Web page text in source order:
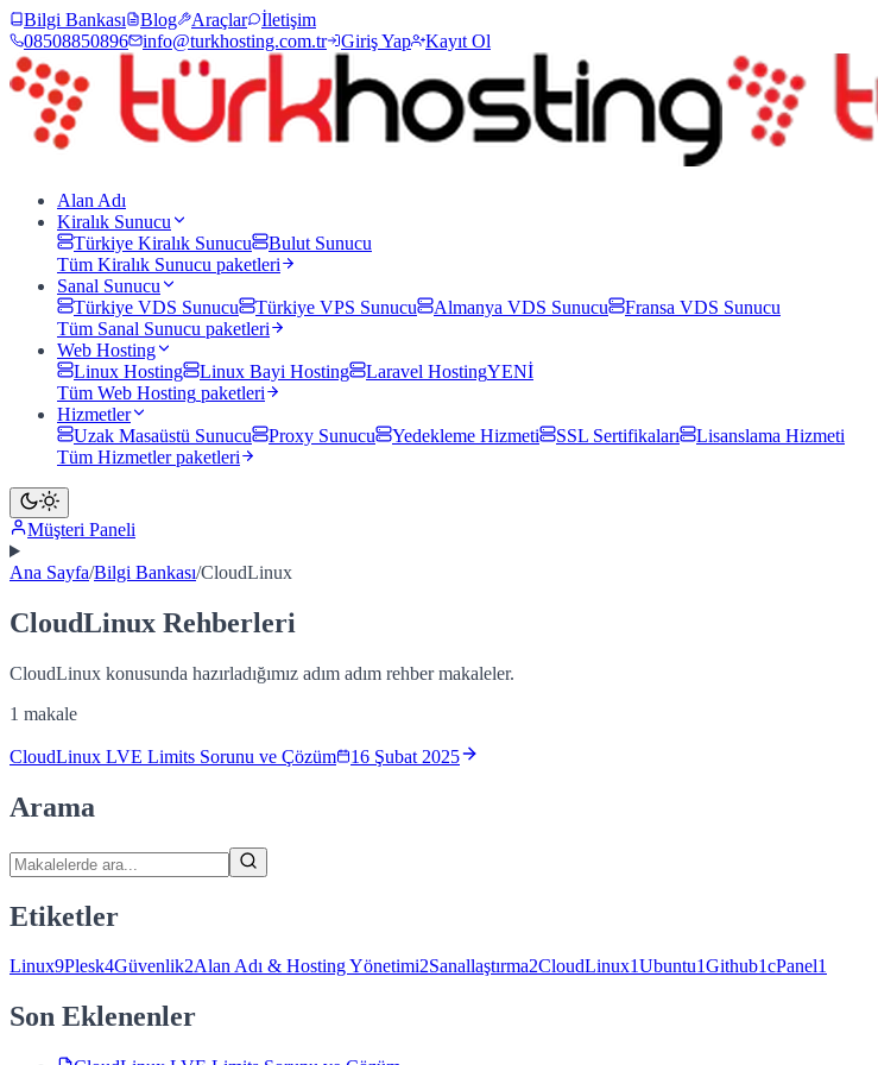
Bilgi Bankası Blog Araçlar
İletişim
08508850896
info@turkhosting.com.tr Giriş Yap Kayıt Ol
Alan Adı
Kiralık Sunucu
Türkiye Kiralık Sunucu
Bulut Sunucu
Tüm Kiralık Sunucu paketleri
Sanal Sunucu
Türkiye VDS Sunucu
Türkiye VPS Sunucu Almanya VDS Sunucu
Fransa VDS Sunucu
Tüm Sanal Sunucu paketleri
Web Hosting
Linux Hosting
Linux Bayi Hosting Laravel HostingYENİ
Tüm Web Hosting paketleri
Hizmetler
Uzak Masaüstü Sunucu
Proxy Sunucu Yedekleme Hizmeti SSL Sertifikaları
Lisanslama Hizmeti
Tüm Hizmetlerpaketleri
Müşteri Paneli
Ana Sayfa/Bilgi Bankası/CloudLinux
CloudLinux Rehberleri
CloudLinux konusunda hazırladığımız adım adım rehber makaleler.
1 makale
CloudLinux LVE Limits Sorunu ve Çözüm 16 Şubat 2025
Arama
Etiketler
Linux9Plesk4Güvenlik2Alan Adı & Hosting Yönetimi2Sanallaştırma2CloudLinux1Ubuntu1Github1cPanel1
Son Eklenenler